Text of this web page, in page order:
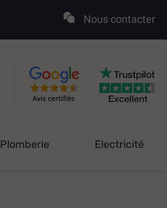
Nous contacter
Plomberie Electricité